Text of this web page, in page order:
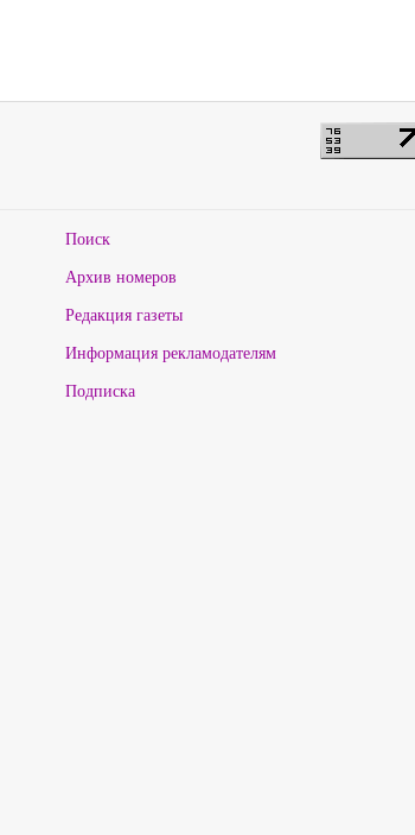
Поиск
Архив номеров
Редакция газеты
Информация рекламодателям
Подписка